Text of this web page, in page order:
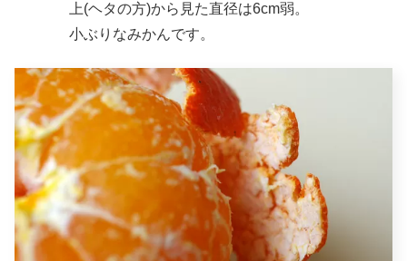
上(ヘタの方)から見た直径は6cm弱。
小ぶりなみかんです。